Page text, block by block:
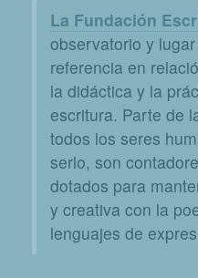
La Fundación
observatorio y
referencia en
la didáctica y la
escritura. Parte de
todos los seres
serlo, son
dotados para
y creativa con la
lenguajes de